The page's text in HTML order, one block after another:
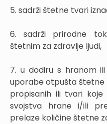
5. sadrži štetne tvari
6. sadrži prirodne
štetnim za zdravlje ljudi,
7. u dodiru s hranom
uporabe otpušta štetne
propisanih ili tvari koje
svojstva hrane i/ili
prelaze količine štetne